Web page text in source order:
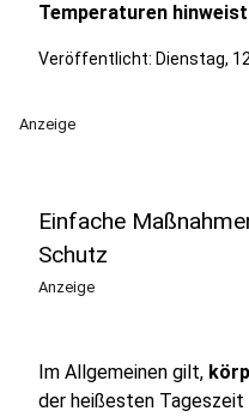
Temperaturen
Veröffentlicht: Dienstag,
Anzeige
Einfache
Schutz
Anzeige
Im Allgemeinen gilt,
der heißesten Tageszeit